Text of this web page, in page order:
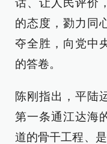
话、让人民评价
的态度，勠力同
夺全胜，向党中
的答卷。
陈刚指出，平陆
第一条通江达海
道的骨干工程、